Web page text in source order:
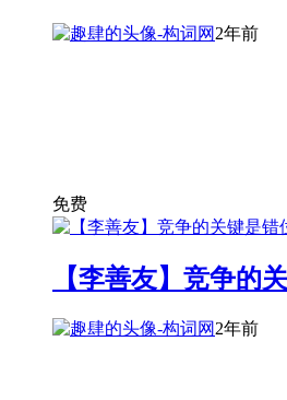
2年前
免费
【李善友】竞争的
2年前